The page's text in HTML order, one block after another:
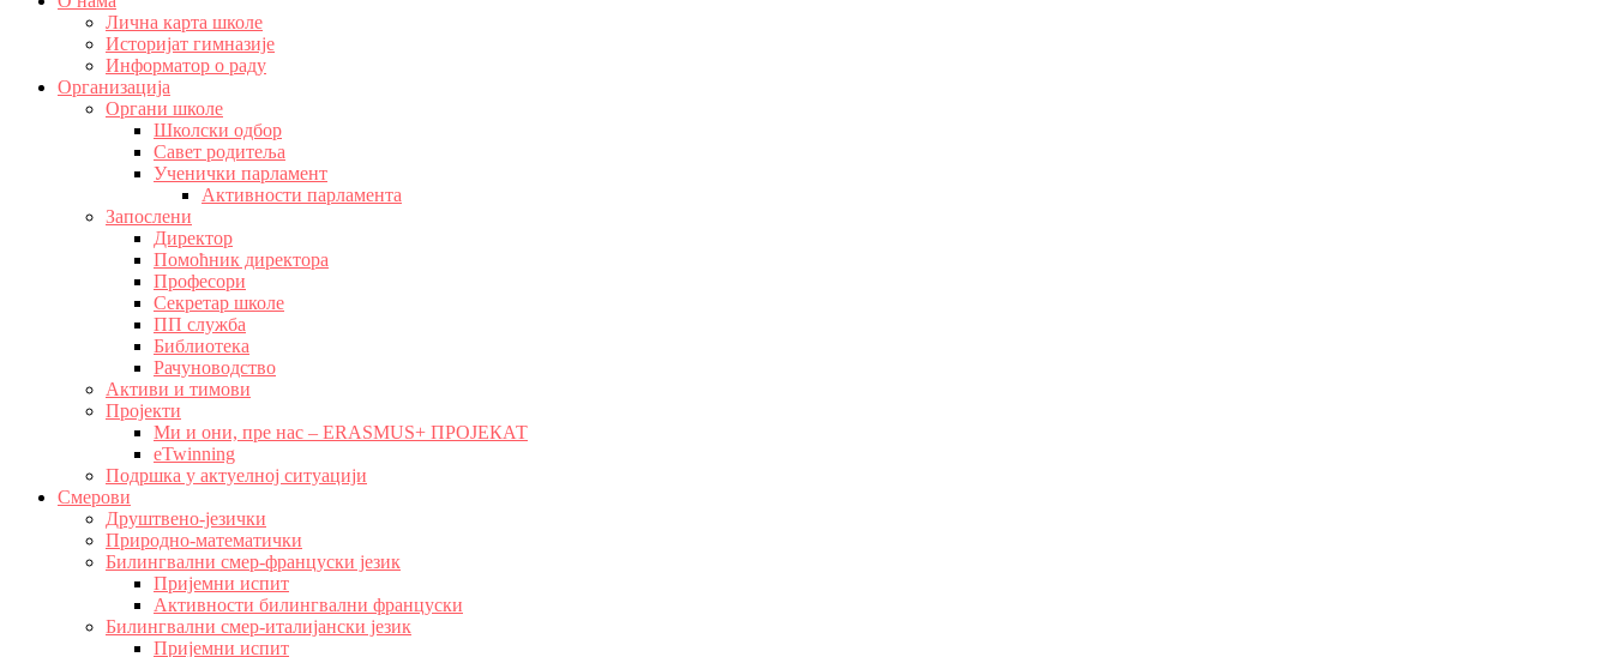
Лична карта школе
Историјат гимназије
Информатор о раду
Организација
Органи школе
Школски одбор
Савет родитеља
Ученички парламент
Активности парламента
Запослени
Директор
Помоћник директора
Професори
Секретар школе
ПП служба
Библиотека
Рачуноводство
Активи и тимови
Пројекти
Ми и они, пре нас – ERASMUS+ ПРОЈЕКАТ
eTwinning
Подршка у актуелној ситуацији
Смерови
Друштвено-језички
Природно-математички
Билингвални смер-француски језик
Пријемни испит
Активности билингвални француски
Билингвални смер-италијански језик
Пријемни испит